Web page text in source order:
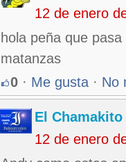
12 de enero
hola peña que
matanzas
0 · Me gusta · No
El Chamakito
12 de enero